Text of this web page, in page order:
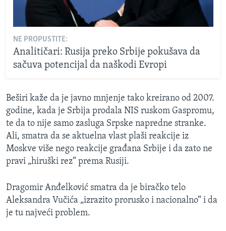
NE PROPUSTITE:
Analitičari: Rusija preko Srbije pokušava da
sačuva potencijal da naškodi Evropi
Beširi kaže da je javno mnjenje tako kreirano od 2007.
godine, kada je Srbija prodala NIS ruskom Gaspromu,
te da to nije samo zasluga Srpske napredne stranke.
Ali, smatra da se aktuelna vlast plaši reakcije iz
Moskve više nego reakcije građana Srbije i da zato ne
pravi „hiruški rez“ prema Rusiji.
Dragomir Anđelković smatra da je biračko telo
Aleksandra Vučića „izrazito prorusko i nacionalno“ i da
je tu najveći problem.